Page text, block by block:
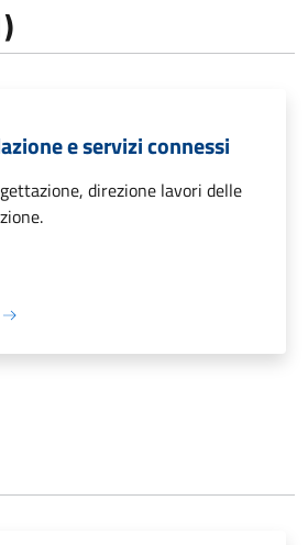
e servizi connessi
direzione lavori delle